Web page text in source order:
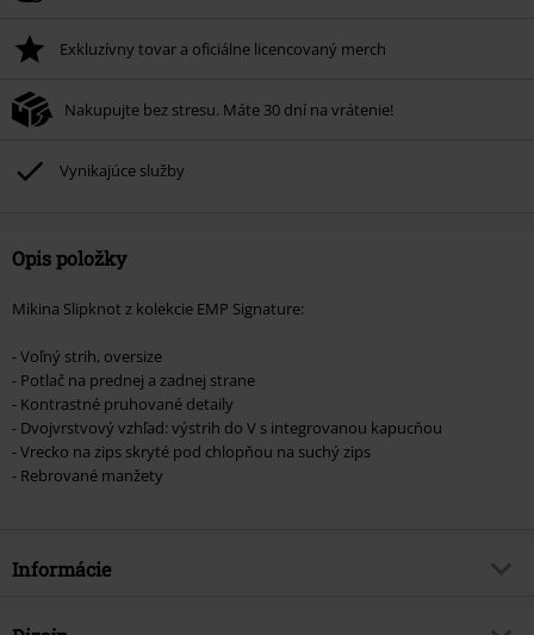
Exkluzívny tovar a oficiálne licencovaný merch
Nakupujte bez stresu. Máte 30 dní na vrátenie!
Vynikajúce služby
Opis položky
Mikina Slipknot z kolekcie EMP Signature:
- Voľný strih, oversize
- Potlač na prednej a zadnej strane
- Kontrastné pruhované detaily
- Dvojvrstvový vzhľad: výstrih do V s integrovanou kapucňou
- Vrecko na zips skryté pod chlopňou na suchý zips
- Rebrované manžety
Informácie
Tovar č.